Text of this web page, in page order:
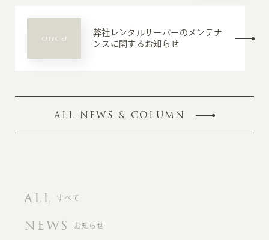
弊社レンタルサーバーのメンテナ
ンスに関するお知らせ
ALL NEWS & COLUMN
ALL すべて
NEWS お知らせ